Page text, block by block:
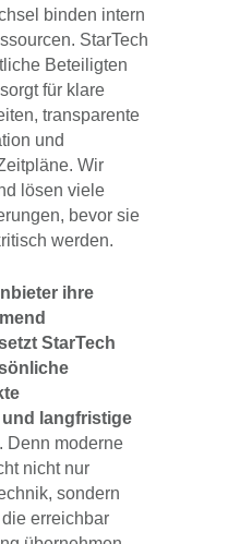
binden intern
StarTech
Beteiligten
für klare
transparente
und
Wir
lösen viele
bevor sie
werden.
ihre
StarTech
langfristige
. Denn moderne
nicht nur
sondern
erreichbar